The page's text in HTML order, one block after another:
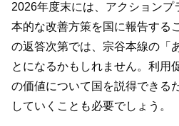
2026年度末には、アクションプ
本的な改善方策を国に報告する
の返答次第では、宗谷本線の「
とになるかもしれません。利用
の価値について国を説得できる
していくことも必要でしょう。